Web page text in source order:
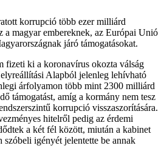
korrupció több ezer milliárd
a magyar embereknek, az Európai Unió
járó támogatásokat.
fizeti ki a koronavírus okozta válság
Alapból jelenleg lehívható
árfolyamon több mint 2300 milliárd
támogatást, amíg a kormány nem tesz
korrupció visszaszorítására.
hitelről pedig az érdemi
a két fél között, miután a kabinet
szóbeli igényét jelentette be annak